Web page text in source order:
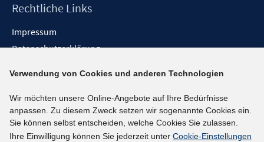
Rechtliche Links
Impressum
Datenschutzerklärung
Barrieren melden
Social-Media-Kanäle
BlueSky
Verwendung von Cookies und anderen Technologien
Wir möchten unsere Online-Angebote auf Ihre Bedürfnisse
anpassen. Zu diesem Zweck setzen wir sogenannte Cookies ein.
Sie können selbst entscheiden, welche Cookies Sie zulassen.
Ihre Einwilligung können Sie jederzeit unter Cookie-Einstellungen